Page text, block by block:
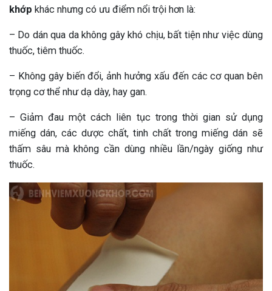
khớp khác nhưng có ưu điểm nổi trội hơn là:
– Do dán qua da không gây khó chịu, bất tiện như việc dùng
thuốc, tiêm thuốc.
– Không gây biến đổi, ảnh hưởng xấu đến các cơ quan bên
trọng cơ thể như dạ dày, hay gan.
– Giảm đau một cách liên tục trong thời gian sử dụng
miếng dán, các dược chất, tinh chất trong miếng dán sẽ
thấm sâu mà không cần dùng nhiều lần/ngày giống như
thuốc.